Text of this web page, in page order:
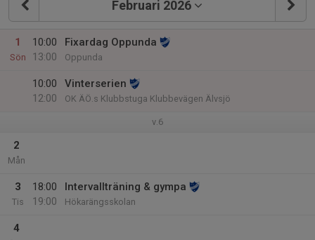
Februari 2026
1
Sön
10:00
13:00
Fixardag Oppunda
Oppunda
10:00
12:00
Vinterserien
OK ÄÖ.s Klubbstuga Klubbevägen Älvsjö
v.6
2
Mån
3
Tis
18:00
19:00
Intervallträning & gympa
Hökarängsskolan
4